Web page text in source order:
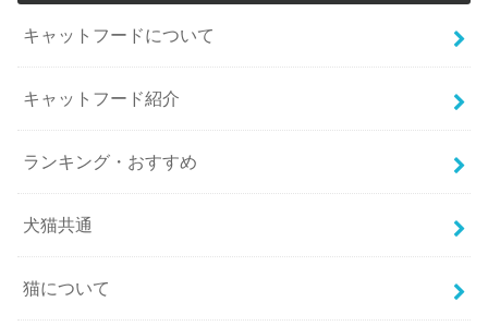
キャットフードについて
キャットフード紹介
ランキング・おすすめ
犬猫共通
猫について